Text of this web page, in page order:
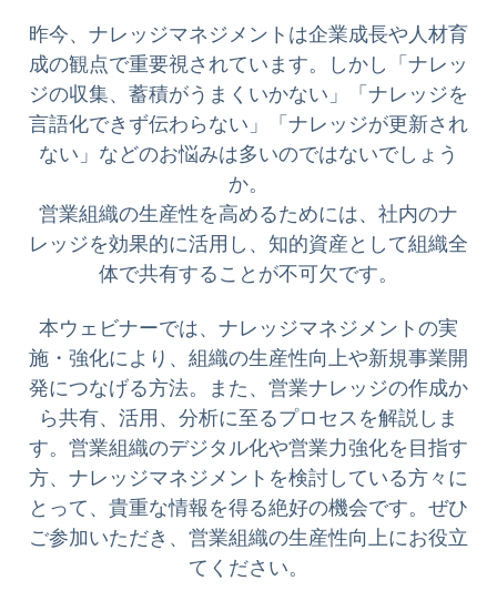
昨今、ナレッジマネジメントは企業成長や人材育
成の観点で重要視されています。しかし「ナレッ
ジの収集、蓄積がうまくいかない」「ナレッジを
言語化できず伝わらない」「ナレッジが更新され
ない」などのお悩みは多いのではないでしょう
か。
営業組織の生産性を高めるためには、社内のナ
レッジを効果的に活用し、知的資産として組織全
体で共有することが不可欠です。
本ウェビナーでは、ナレッジマネジメントの実
施・強化により、組織の生産性向上や新規事業開
発につなげる方法。また、営業ナレッジの作成か
ら共有、活用、分析に至るプロセスを解説しま
す。営業組織のデジタル化や営業力強化を目指す
方、ナレッジマネジメントを検討している方々に
とって、貴重な情報を得る絶好の機会です。ぜひ
ご参加いただき、営業組織の生産性向上にお役立
てください。